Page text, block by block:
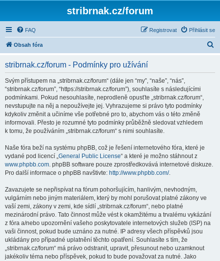
stribrnak.cz/forum
FAQ Přihlásit se
Registrovat
Obsah fóra
stribrnak.cz/forum - Podmínky pro užívání
Svým přístupem na „stribrnak.cz/forum“ (dále jen “my”, “naše”, “nás”,
“stribrnak.cz/forum”, “https://stribrnak.cz/forum”), souhlasíte s následujícími
podmínkami. Pokud nesouhlasíte, neprodleně opusťte „stribrnak.cz/forum“,
nevstupujte na něj a nepoužívejte jej. Vyhrazujeme si právo tyto podmínky
kdykoliv změnit a učiníme vše potřebné pro to, abychom vás o této změně
informovali. Přesto je rozumné tyto podmínky průběžně sledovat vzhledem
k tomu, že používáním „stribrnak.cz/forum“ s nimi souhlasíte.
Naše fóra beží na systému phpBB, což je řešení internetového fóra, které je
vydané pod licencí „General Public License“ a které je možno stáhnout z
www.phpbb.com. phpBB software pouze zprostředkovává internetové diskuze.
Pro další informace o phpBB navštivte: http://www.phpbb.com/.
Zavazujete se nepřispívat na fórum pohoršujícím, hanlivým, nevhodným,
vulgárním nebo jiným materiálem, který by mohl porušovat platné zákony ve
vaší zemi, zákony v zemi, kde sídlí „stribrnak.cz/forum“, nebo platné
mezinárodní právo. Tato činnost může vést k okamžitému a trvalému vykázání
z fóra a/nebo upozornění vašeho poskytovatele internetových služeb (ISP) na
vaši činnost, pokud bude uznáno za nutné. IP adresy všech příspěvků jsou
ukládány pro případné uplatnění těchto opatření. Souhlasíte s tím, že
„stribrnak.cz/forum“ má právo odstranit, upravit, přesunout nebo uzamknout
jakékoliv téma nebo příspěvek, pokud to bude považovat za nutné. Jako